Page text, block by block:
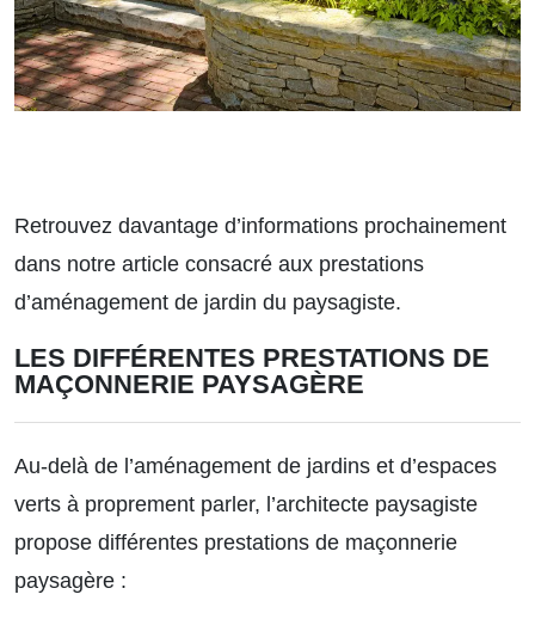
Retrouvez davantage d’informations prochainement
dans notre article consacré aux prestations
d’aménagement de jardin du paysagiste.
LES DIFFÉRENTES PRESTATIONS DE
MAÇONNERIE PAYSAGÈRE
Au-delà de l’aménagement de jardins et d’espaces
verts à proprement parler, l’architecte paysagiste
propose différentes prestations de maçonnerie
paysagère :